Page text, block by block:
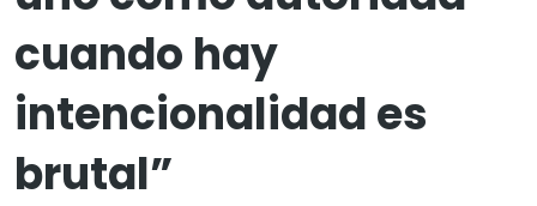
cuando hay
intencionalidad es
brutal”